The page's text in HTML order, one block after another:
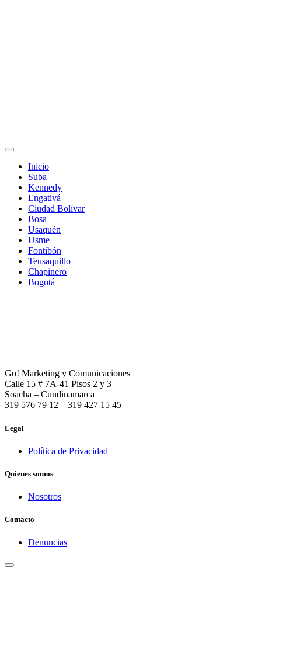
Inicio
Suba
Kennedy
Engativá
Ciudad Bolívar
Bosa
Usaquén
Usme
Fontibón
Teusaquillo
Chapinero
Bogotá
Go! Marketing y Comunicaciones
Calle 15 # 7A-41 Pisos 2 y 3
Soacha – Cundinamarca
319 576 79 12 – 319 427 15 45
Legal
Política de Privacidad
Quienes somos
Nosotros
Contacto
Denuncias